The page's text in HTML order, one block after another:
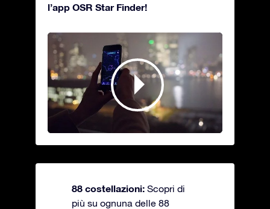
l’app OSR Star Finder!
88 costellazioni: Scopri di
più su ognuna delle 88